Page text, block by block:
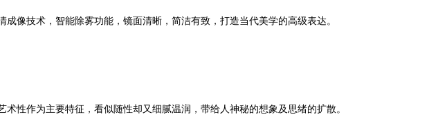
成像技术，智能除雾功能，镜面清晰，简洁有致， 打造当代美学的高级表达。
性作为主要特征，看似随性却又细腻温润，带给人神秘的想象及思绪的扩散。